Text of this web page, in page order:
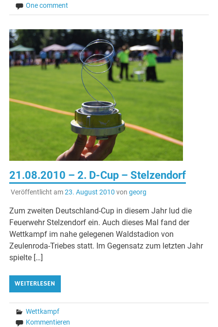
One comment
21.08.2010 – 2. D-Cup – Stelzendorf
Veröffentlicht am23. August 2010 von georg
Zum zweiten Deutschland-Cup in diesem Jahr lud die
Feuerwehr Stelzendorf ein. Auch dieses Mal fand der
Wettkampf im nahe gelegenen Waldstadion von
Zeulenroda-Triebes statt. Im Gegensatz zum letzten Jahr
spielte […]
WEITERLESEN
Wettkampf
Kommentieren